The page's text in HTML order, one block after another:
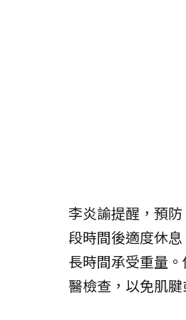
李炎諭提醒，預
段時間後適度休
長時間承受重量
醫檢查，以免肌